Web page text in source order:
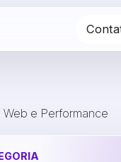
Web e Performance